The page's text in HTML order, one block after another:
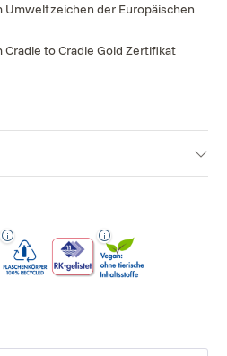
der Europäischen
to Cradle Gold Zertifikat